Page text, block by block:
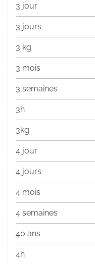
3 jour
3 jours
3 kg
3 mois
3 semaines
3h
3kg
4 jour
4 jours
4 mois
4 semaines
40 ans
4h